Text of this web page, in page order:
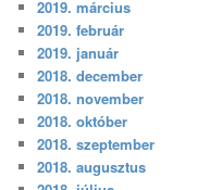
2019. március
2019. február
2019. január
2018. december
2018. november
2018. október
2018. szeptember
2018. augusztus